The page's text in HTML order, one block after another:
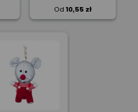
Od 10,55 zł